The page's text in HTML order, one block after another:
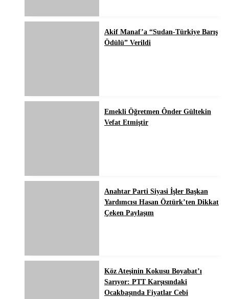
Akif Manaf’a “Sudan-Türkiye Barış
Ödülü” Verildi
Emekli Öğretmen Ônder Gültekin
Vefat Etmiştir
Anahtar Parti Siyasi İşler Başkan
Yardımcısı Hasan Öztürk’ten Dikkat
Çeken Paylaşım
Köz Ateşinin Kokusu Boyabat’ı
Sarıyor: PTT Karşısındaki
Ocakbaşında Fiyatlar Cebi